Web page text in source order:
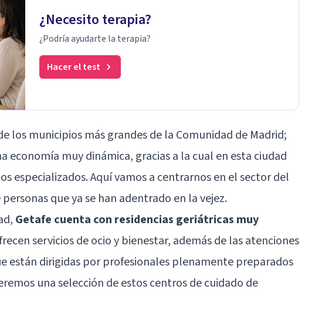
¿Necesito terapia?
¿Podría ayudarte la terapia?
Hacer el test
los municipios más grandes de la Comunidad de Madrid;
economía muy dinámica, gracias a la cual en esta ciudad
especializados. Aquí vamos a centrarnos en el sector del
que ya se han adentrado en la vejez.
Getafe cuenta con residencias geriátricas muy
servicios de ocio y bienestar, además de las atenciones
están dirigidas por profesionales plenamente preparados
una selección de estos centros de cuidado de